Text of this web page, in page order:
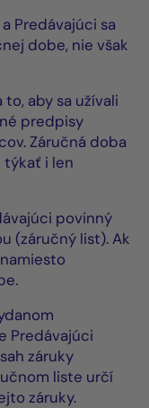
Predávajúci sa
dobe, nie však
aby sa užívali
predpisy
Záručná doba
týkať i len
povinný
(záručný list). Ak
Predávajúci
záruky
liste určí
záruky.